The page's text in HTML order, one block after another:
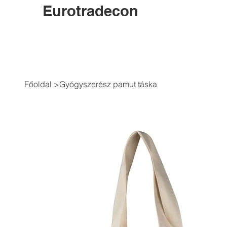
Eurotradecon
Főoldal >Gyógyszerész pamut táska